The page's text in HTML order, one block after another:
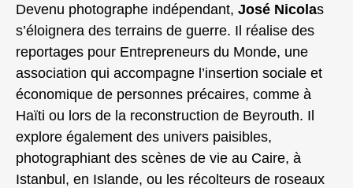
Devenu photographe indépendant, José Nicolas
s’éloignera des terrains de guerre. Il réalise des
reportages pour Entrepreneurs du Monde, une
association qui accompagne l’insertion sociale et
économique de personnes précaires, comme à
Haïti ou lors de la reconstruction de Beyrouth. Il
explore également des univers paisibles,
photographiant des scènes de vie au Caire, à
Istanbul, en Islande, ou les récolteurs de roseaux